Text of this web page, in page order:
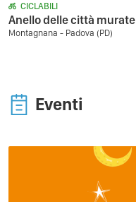
CICLABILI
Anello delle città murate
Montagnana - Padova (PD)
Eventi